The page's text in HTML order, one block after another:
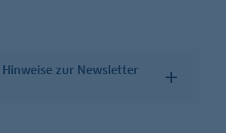
zur Newsletter